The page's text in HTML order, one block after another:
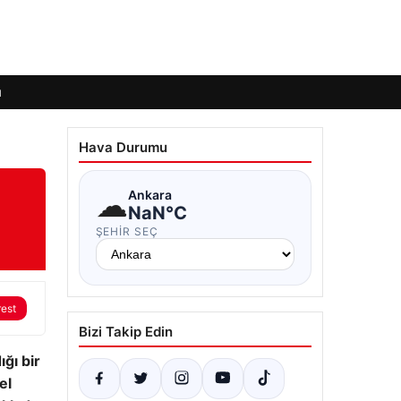
bir
Hava Durumu
☁Ankara
NaN°C
ŞEHIR SEÇ
Bizi Takip Edin